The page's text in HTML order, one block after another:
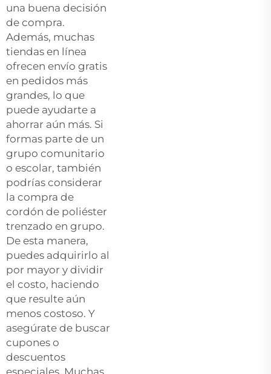
una buena decisión
de compra.
Además, muchas
tiendas en línea
ofrecen envío gratis
en pedidos más
grandes, lo que
puede ayudarte a
ahorrar aún más. Si
formas parte de un
grupo comunitario
o escolar, también
podrías considerar
la compra de
cordón de poliéster
trenzado en grupo.
De esta manera,
puedes adquirirlo al
por mayor y dividir
el costo, haciendo
que resulte aún
menos costoso. Y
asegúrate de buscar
cupones o
descuentos
especiales. Muchas